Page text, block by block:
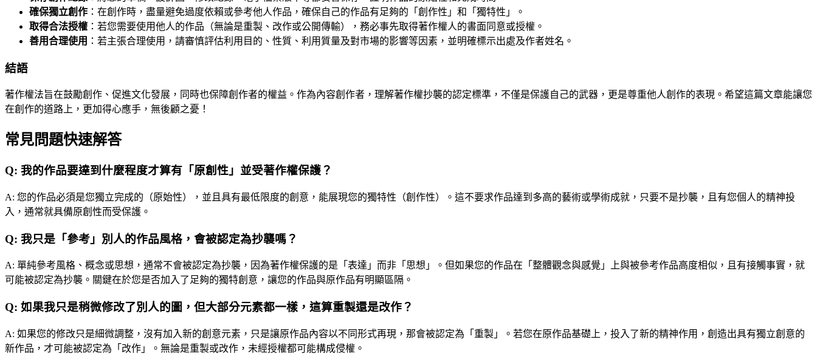
確保獨立創作 ：在創作時，盡量避免過度依賴或參考他人作品，確保自己的作品有足夠的「創作性」和「獨特性」。
取得合法授權 ：若您需要使用他人的作品（無論是重製、改作或公開傳輸），務必事先取得著作權人的書面同意或授權。
善用合理使用 ：若主張合理使用，請審慎評估利用目的、性質、利用質量及對市場的影響等因素，並明確標示出處及作者姓名。
結語
著作權法旨在鼓勵創作、促進文化發展，同時也保障創作者的權益。作為內容創作者，理解著作權抄襲的認定標準，不僅是保護自己的武器，更是尊重他人創作的表現。希望這篇文章能讓您
在創作的道路上，更加得心應手，無後顧之憂！
常見問題快速解答
Q: 我的作品要達到什麼程度才算有「原創性」並受著作權保護？
A: 您的作品必須是您獨立完成的（原始性），並且具有最低限度的創意，能展現您的獨特性（創作性）。這不要求作品達到多高的藝術或學術成就，只要不是抄襲，且有您個人的精神投
入，通常就具備原創性而受保護。
Q: 我只是「參考」別人的作品風格，會被認定為抄襲嗎？
A: 單純參考風格、概念或思想，通常不會被認定為抄襲，因為著作權保護的是「表達」而非「思想」。但如果您的作品在「整體觀念與感覺」上與被參考作品高度相似，且有接觸事實，就
可能被認定為抄襲。關鍵在於您是否加入了足夠的獨特創意，讓您的作品與原作品有明顯區隔。
Q: 如果我只是稍微修改了別人的圖，但大部分元素都一樣，這算重製還是改作？
A: 如果您的修改只是細微調整，沒有加入新的創意元素，只是讓原作品內容以不同形式再現，那會被認定為「重製」。若您在原作品基礎上，投入了新的精神作用，創造出具有獨立創意的
新作品，才可能被認定為「改作」。無論是重製或改作，未經授權都可能構成侵權。